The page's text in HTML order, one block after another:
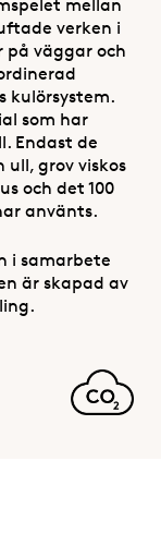
mellan
verken i
på väggar och
kulörsystem.
som har
Endast de
grov viskos
och det 100
använts.
i samarbete
är skapad av